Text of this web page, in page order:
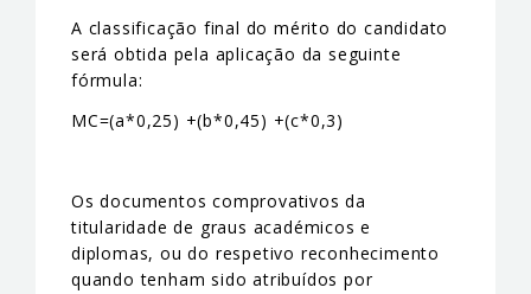
A classificação final do mérito do candidato
será obtida pela aplicação da seguinte
fórmula:
MC=(a*0,25) +(b*0,45) +(c*0,3)
Os documentos comprovativos da
titularidade de graus académicos e
diplomas, ou do respetivo reconhecimento
quando tenham sido atribuídos por